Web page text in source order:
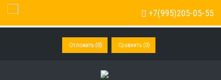
Отложить (0) Сравнить (0)
+7(995)205-05-55
Toggle Navigation